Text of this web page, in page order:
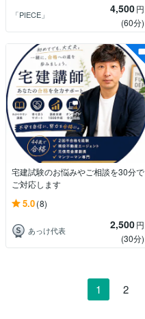
「PIECE」 4,500円
(60分)
宅建試験のお悩みやご相談を30分で
ご対応します
5.0(8)
あっけ代表 2,500円
(30分)
1 2